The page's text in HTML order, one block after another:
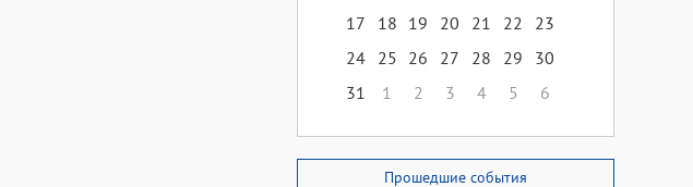
17
18 19 20 21 22
23
24 25 26 27 28 29
30
31
1 2 3 4 5 6
Прошедшие события